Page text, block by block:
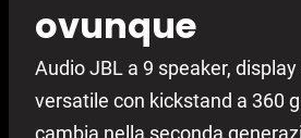
ovunque
Audio JBL a 9 speaker,
versatile con kickstand a 360
cambia nella seconda